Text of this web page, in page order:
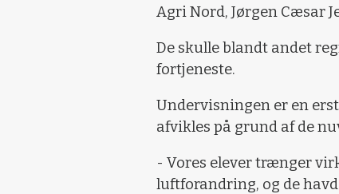
Agri Nord, Jørgen Cæsar
De skulle blandt andet
fortjeneste.
Undervisningen er en
afvikles på grund af de
- Vores elever trænger
luftforandring, og de